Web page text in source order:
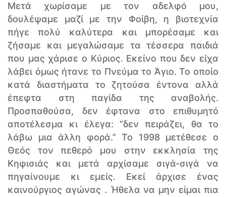
Μετά χωρίσαμε με τον αδελφό μου,
δουλέψαμε μαζί με την Φοίβη, η βιοτεχνία
πήγε πολύ καλύτερα και μπορέσαμε και
ζήσαμε και μεγαλώσαμε τα τέσσερα παιδιά
που μας χάρισε ο Κύριος. Εκείνο που δεν είχα
λάβει όμως ήτανε το Πνεύμα το Άγιο. Το οποίο
κατά διαστήματα το ζητούσα έντονα αλλά
έπεφτα στη παγίδα της αναβολής.
Προσπαθούσα, δεν έφτανα στο επιθυμητό
αποτέλεσμα κι έλεγα: “δεν πειράζει, θα το
λάβω μια άλλη φορά.” Το 1998 μετέθεσε ο
Θεός τον πεθερό μου στην εκκλησία της
Κηφισιάς και μετά αρχίσαμε σιγά-σιγά να
πηγαίνουμε κι εμείς. Εκεί άρχισε ένας
καινούργιος αγώνας . Ήθελα να μην είμαι πια